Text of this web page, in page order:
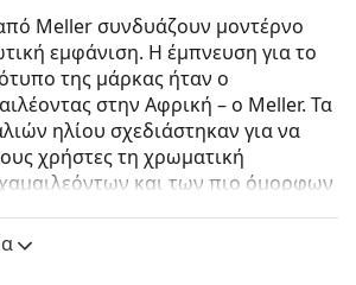
Meller συνδυάζουν μοντέρνο
εμφάνιση. Η έμπνευση για το
της μάρκας ήταν ο
στην Αφρική – ο Meller. Τα
ηλίου σχεδιάστηκαν για να
χρήστες τη χρωματική
και των πιο όμορφων
η πρωτοτυπία είναι η κινητήρια
μάρκας από τη Βαρκελώνη.